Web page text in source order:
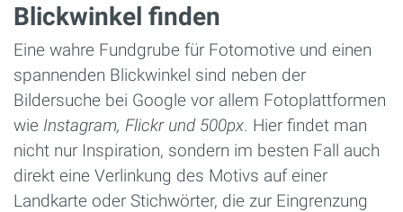
Blickwinkel finden
Eine wahre Fundgrube für Fotomotive und einen
spannenden Blickwinkel sind neben der
Bildersuche bei Google vor allem Fotoplattformen
wie Instagram, Flickr und 500px. Hier findet man
nicht nur Inspiration, sondern im besten Fall auch
direkt eine Verlinkung des Motivs auf einer
Landkarte oder Stichwörter, die zur Eingrenzung